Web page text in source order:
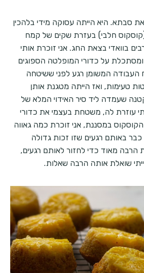
את סבתא. היא הייתה עסוקה מידי בלהכין
חלבי) בעזרת שקים של קמח
בוואדי בצאת החג. אני זוכרת אותי
על כדורי המופלטה הספוגים
העבודה המשומן רגע לפני ששיטחה
טעימות, ואז הייתה מטגנת אותן
שעמדה ליד סיר האידוי המלא של
עוזרת לה, משטחת בעצמי את כדורי
במסננת, אני זוכרת כמה גאווה
באותם רגעים שזו זכות גדולה
הרבה מאוד כדי לחזור לאותם רגעים,
שואלת אותה הרבה שאלות.